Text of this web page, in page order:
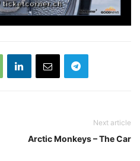
Next article
Arctic Monkeys – The Car